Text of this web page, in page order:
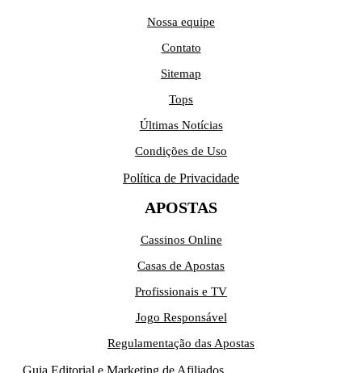
Nossa equipe
Contato
Sitemap
Tops
Últimas Notícias
Condições de Uso
Política de Privacidade
APOSTAS
Cassinos Online
Casas de Apostas
Profissionais e TV
Jogo Responsável
Regulamentação das Apostas